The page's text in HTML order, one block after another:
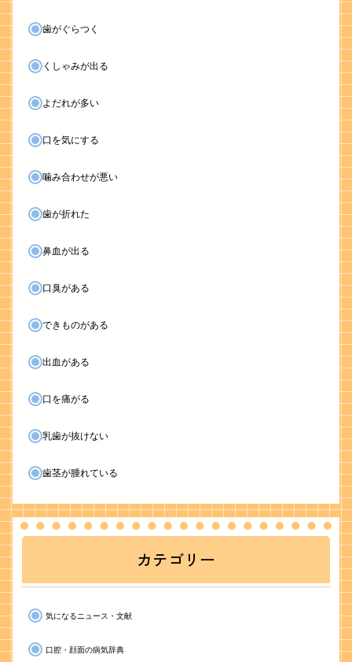
歯がぐらつく
くしゃみが出る
よだれが多い
口を気にする
噛み合わせが悪い
歯が折れた
鼻血が出る
口臭がある
できものがある
出血がある
口を痛がる
乳歯が抜けない
歯茎が腫れている
カテゴリー
気になるニュース・文献
口腔・顔面の病気辞典